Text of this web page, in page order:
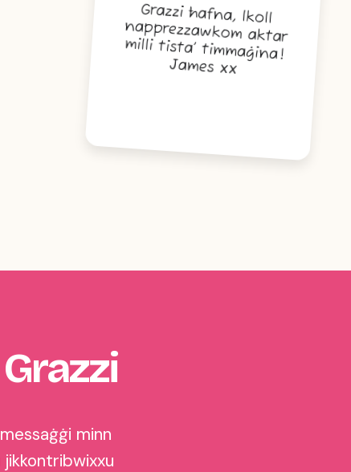
Grazzi ħafna, lkoll
napprezzawkom aktar
milli tista’ timmaġina!
James xx
minn